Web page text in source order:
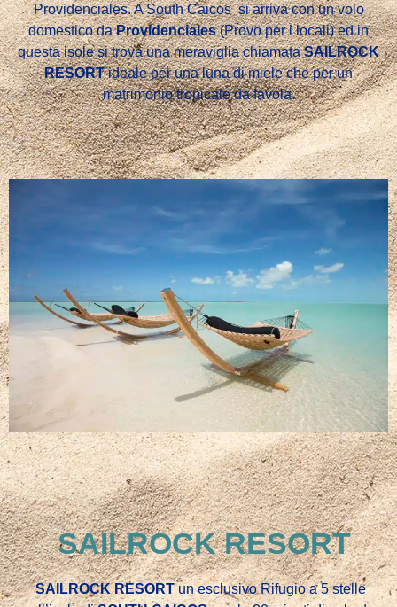
Providenciales. A South Caicos si arriva con un volo
domestico daProvidenciales(Provo per i locali) ed in
questa isole si trova una meraviglia chiamataSAILROCK
RESORTideale per una luna di miele che per un
matrimoniotropicaleda favola.
SAILROCK RESORT
SAILROCK RESORT un esclusivo Rifugio a 5 stelle